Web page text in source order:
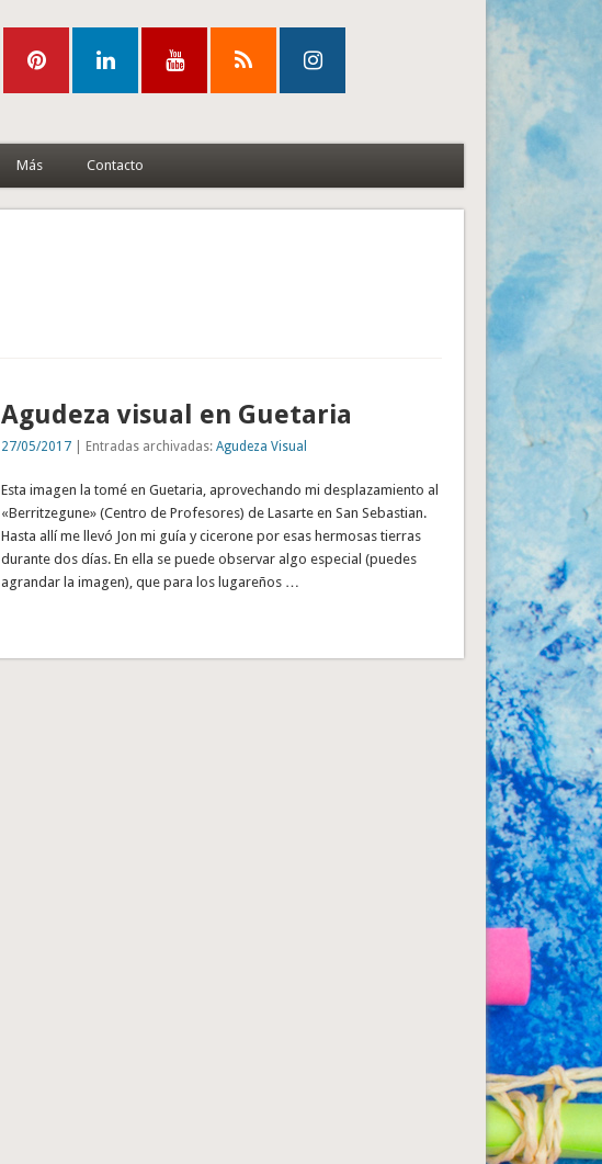
Más Contacto
Agudeza visual en Guetaria
27/05/2017| Entradas archivadas: Agudeza Visual
Esta imagen la tomé en Guetaria, aprovechando mi desplazamiento al
«Berritzegune» (Centro de Profesores) de Lasarte en San Sebastian.
Hasta allí me llevó Jon mi guía y cicerone por esas hermosas tierras
durante dos días. En ella se puede observar algo especial (puedes
agrandar la imagen), que para los lugareños …